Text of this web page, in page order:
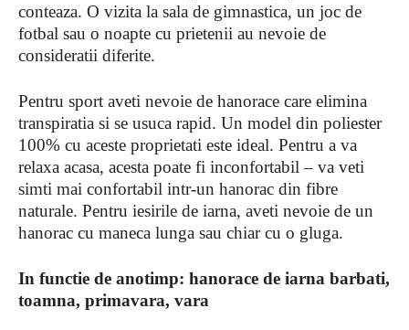
conteaza. O vizita la sala de gimnastica, un joc de
fotbal sau o noapte cu prietenii au nevoie de
consideratii diferite.
Pentru sport aveti nevoie de hanorace care elimina
transpiratia si se usuca rapid. Un model din poliester
100% cu aceste proprietati este ideal. Pentru a va
relaxa acasa, acesta poate fi inconfortabil – va veti
simti mai confortabil intr-un hanorac din fibre
naturale. Pentru iesirile de iarna, aveti nevoie de un
hanorac cu maneca lunga sau chiar cu o gluga.
In functie de anotimp: hanorace de iarna barbati,
toamna, primavara, vara